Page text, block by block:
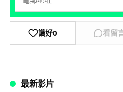
讚好0 看留
最新影片